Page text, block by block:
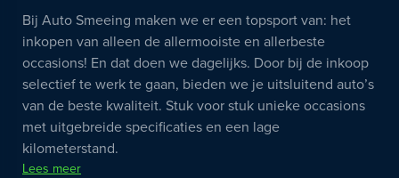
Bij Auto Smeeing maken we er een topsport van: het
inkopen van alleen de allermooiste en allerbeste
occasions! En dat doen we dagelijks. Door bij de inkoop
selectief te werk te gaan, bieden we je uitsluitend auto’s
van de beste kwaliteit. Stuk voor stuk unieke occasions
met uitgebreide specificaties en een lage
kilometerstand.
Lees meer